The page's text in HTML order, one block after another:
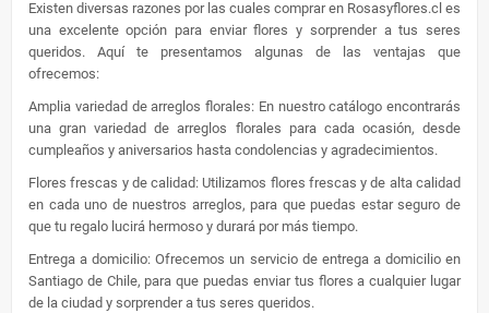
Existen diversas razones por las cuales comprar en Rosasyflores.cl es
una excelente opción para enviar flores y sorprender a tus seres
queridos. Aquí te presentamos algunas de las ventajas que
ofrecemos:
Amplia variedad de arreglos florales: En nuestro catálogo encontrarás
una gran variedad de arreglos florales para cada ocasión, desde
cumpleaños y aniversarios hasta condolencias y agradecimientos.
Flores frescas y de calidad: Utilizamos flores frescas y de alta calidad
en cada uno de nuestros arreglos, para que puedas estar seguro de
que tu regalo lucirá hermoso y durará por más tiempo.
Entrega a domicilio: Ofrecemos un servicio de entrega a domicilio en
Santiago de Chile, para que puedas enviar tus flores a cualquier lugar
de la ciudad y sorprender a tus seres queridos.